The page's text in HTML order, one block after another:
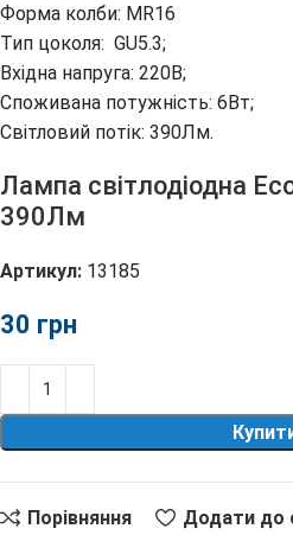
Форма колби: MR16
Тип цоколя:  GU5.3;
Вхідна напруга: 220В;
Споживана потужність: 6Вт;
Світловий потік: 390Лм.
Лампа світлодіодна
390Лм
Артикул: 13185
грн
Порівняння Додати до